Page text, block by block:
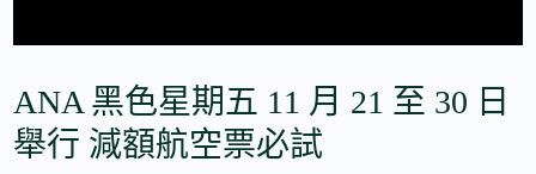
ANA 黑色星期五 11 月 21 至 30 日
舉行 減額航空票必試